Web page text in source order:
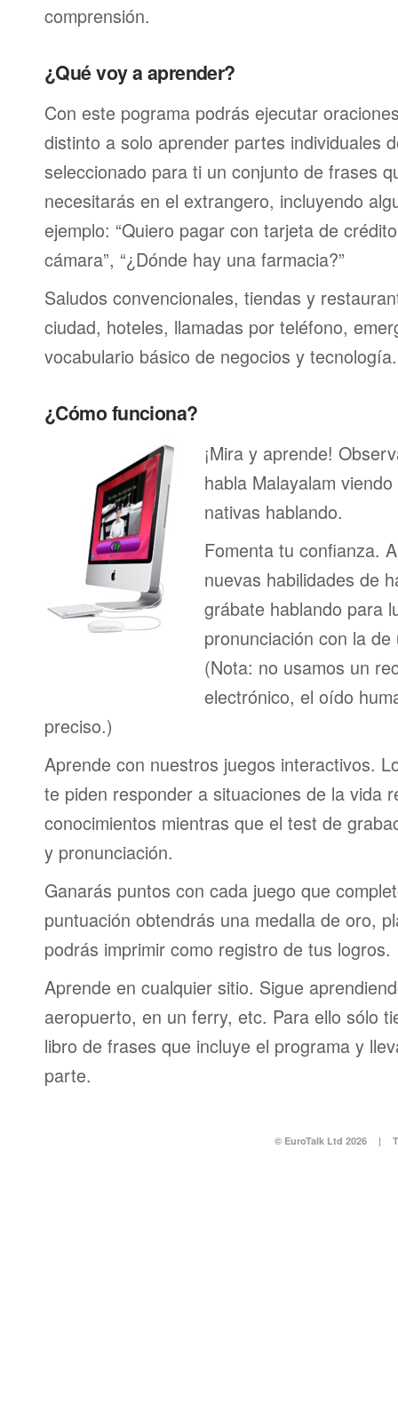
comprensión.
¿Qué voy a aprender?
Con este pograma podrás ejecutar
distinto a solo aprender partes individuales
seleccionado para ti un conjunto de frases
necesitarás en el extrangero, incluyendo
ejemplo: “Quiero pagar con tarjeta de
cámara”, “¿Dónde hay una farmacia?”
Saludos convencionales, tiendas y
ciudad, hoteles, llamadas por teléfono,
vocabulario básico de negocios y tecnología.
¿Cómo funciona?
¡Mira y aprende!
habla Malayalam
nativas hablando.
Fomenta tu confianza.
nuevas habilidades de
grábate hablando para
pronunciación con la
(Nota: no usamos un
electrónico, el oído
preciso.)
Aprende con nuestros juegos interactivos.
te piden responder a situaciones de la vida
conocimientos mientras que el test de
y pronunciación.
Ganarás puntos con cada juego que
puntuación obtendrás una medalla de oro,
podrás imprimir como registro de tus logros.
Aprende en cualquier sitio. Sigue
aeropuerto, en un ferry, etc. Para ello sólo
libro de frases que incluye el programa y
parte.
© EuroTalk Ltd 2026 |